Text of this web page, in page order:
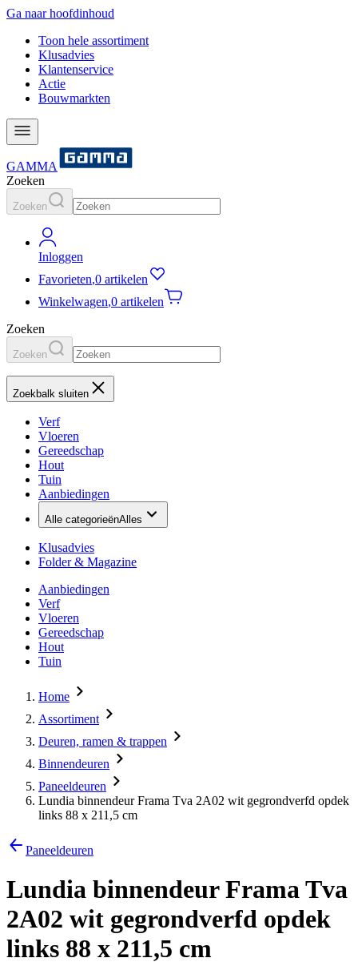
Ga naar hoofdinhoud
Toon hele assortiment
Klusadvies
Klantenservice
Actie
Bouwmarkten
GAMMA
Zoeken
Zoeken
Inloggen
Favorieten,0 artikelen
Winkelwagen,0 artikelen
Zoeken
Zoeken
Zoekbalk sluiten
Verf
Vloeren
Gereedschap
Hout
Tuin
Aanbiedingen
Alle categorieënAlles
Klusadvies
Folder & Magazine
Aanbiedingen
Verf
Vloeren
Gereedschap
Hout
Tuin
Home
Assortiment
Deuren, ramen & trappen
Binnendeuren
Paneeldeuren
Lundia binnendeur Frama Tva 2A02 wit gegrondverfd opdek
links 88 x 211,5 cm
Paneeldeuren
Lundia binnendeur Frama Tva
2A02 wit gegrondverfd opdek
links 88 x 211,5 cm